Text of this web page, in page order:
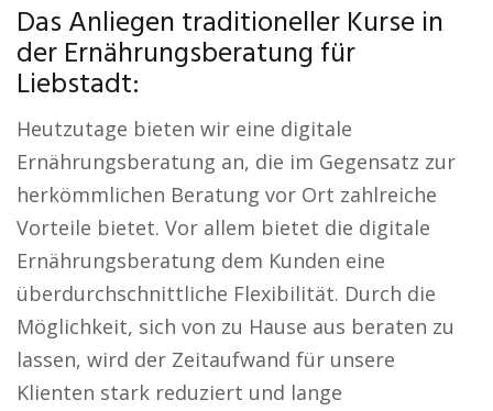
Das Anliegen traditioneller Kurse in
der Ernährungsberatung für
Liebstadt:
Heutzutage bieten wir eine digitale
Ernährungsberatung an, die im Gegensatz zur
herkömmlichen Beratung vor Ort zahlreiche
Vorteile bietet. Vor allem bietet die digitale
Ernährungsberatung dem Kunden eine
überdurchschnittliche Flexibilität. Durch die
Möglichkeit, sich von zu Hause aus beraten zu
lassen, wird der Zeitaufwand für unsere
Klienten stark reduziert und lange